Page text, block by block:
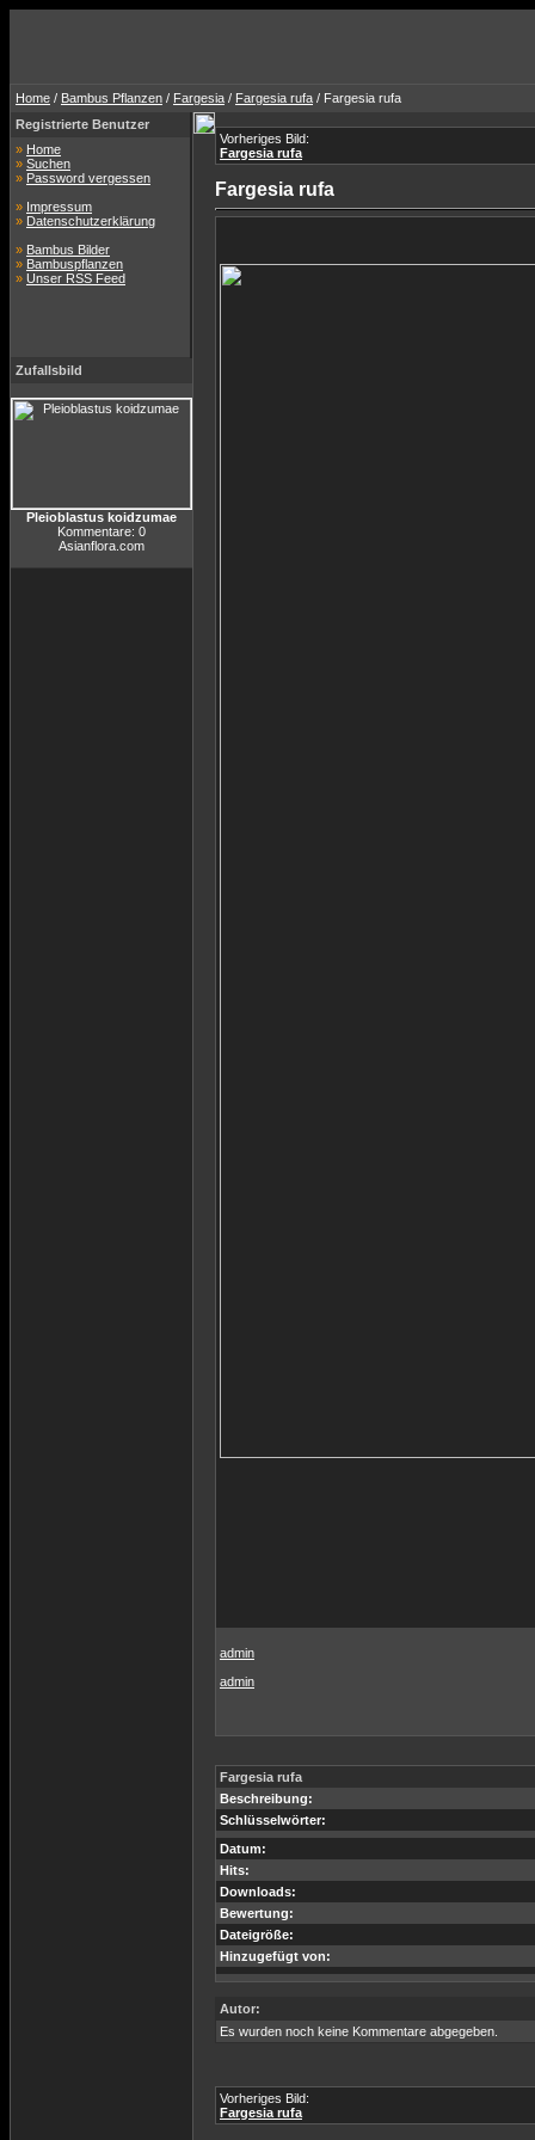
Home / Bambus Pflanzen / Fargesia / Fargesia rufa / Fargesia rufa
Registrierte Benutzer
» Home
» Suchen
» Password vergessen
» Impressum
» Datenschutzerklärung
» Bambus Bilder
» Bambuspflanzen
» Unser RSS Feed
Zufallsbild
Pleioblastus koidzumae
Kommentare: 0
Asianflora.com
Vorheriges Bild:
Fargesia rufa
Fargesia rufa
admin
admin
Fargesia rufa
Beschreibung:
Schlüsselwörter:
Datum:
Hits:
Downloads:
Bewertung:
Dateigröße:
Hinzugefügt von:
Autor:
Es wurden noch keine Kommentare abgegeben.
Vorheriges Bild:
Fargesia rufa